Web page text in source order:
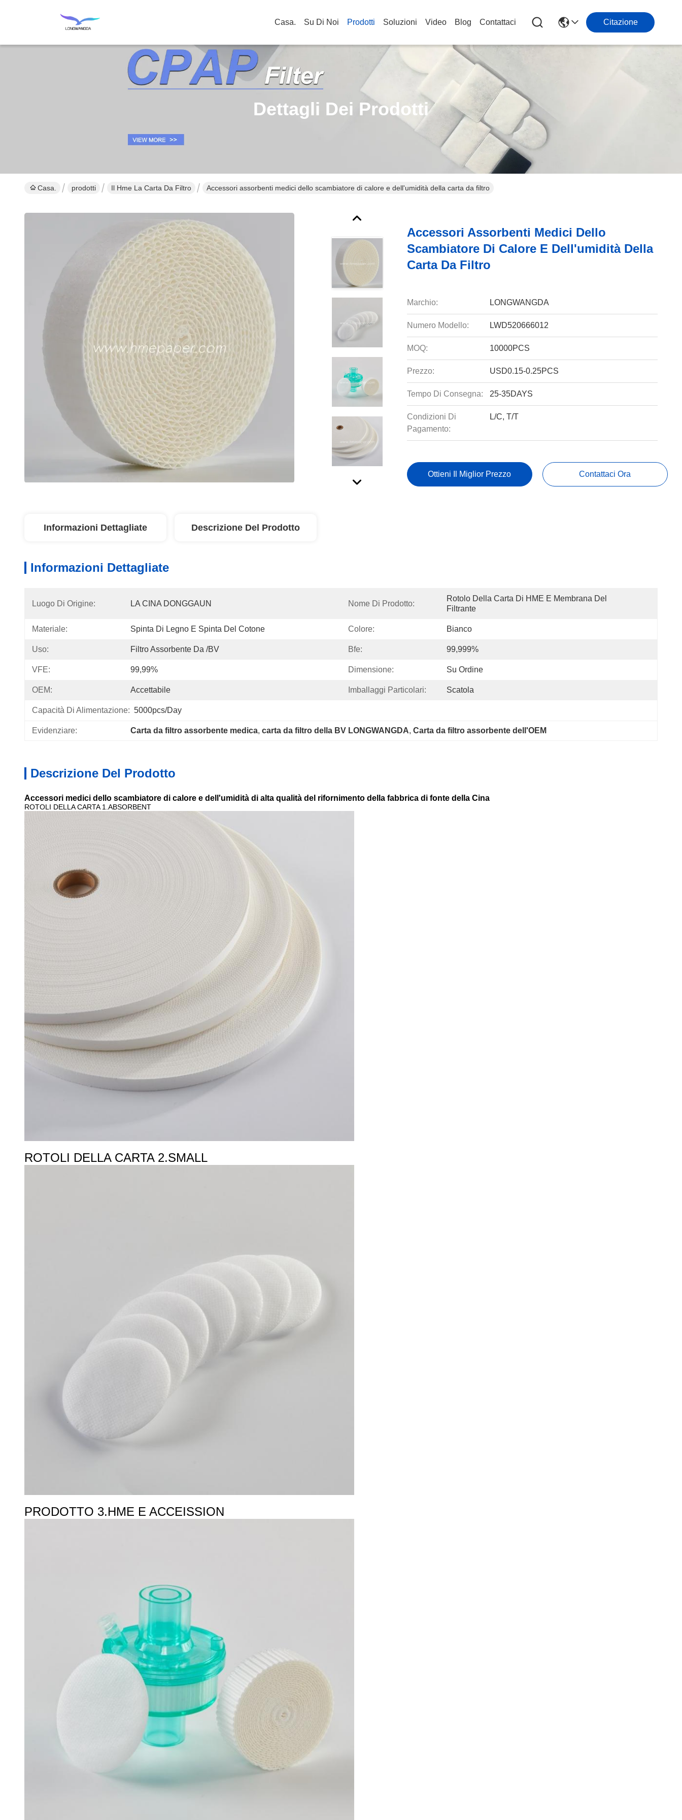
Casa. Su Di Noi Prodotti Soluzioni Video Blog Contattaci Citazione
Dettagli Dei Prodotti
Casa. prodotti Il Hme La Carta Da Filtro Accessori assorbenti medici dello scambiatore di calore e dell'umidità della carta da filtro
Accessori Assorbenti Medici Dello
Scambiatore Di Calore E Dell'umidità Della
Carta Da Filtro
Marchio: LONGWANGDA
Numero Modello: LWD520666012
MOQ: 10000PCS
Prezzo: USD0.15-0.25PCS
Tempo Di Consegna: 25-35DAYS
Condizioni Di
Pagamento:
L/C, T/T
Ottieni Il Miglior Prezzo Contattaci Ora
Informazioni Dettagliate Descrizione Del Prodotto
Informazioni Dettagliate
Luogo Di Origine: LA CINA DONGGAUN Nome Di Prodotto:
Rotolo Della Carta Di HME E Membrana Del
Filtrante
Materiale: Spinta Di Legno E Spinta Del Cotone Colore: Bianco
Uso: Filtro Assorbente Da /BV Bfe: 99,999%
VFE: 99,99% Dimensione: Su Ordine
OEM: Accettabile Imballaggi Particolari: Scatola
Capacità Di Alimentazione: 5000pcs/day
Evidenziare: Carta da filtro assorbente medica, carta da filtro della BV LONGWANGDA, Carta da filtro assorbente dell'OEM
Descrizione Del Prodotto
Accessori medici dello scambiatore di calore e dell'umidità di alta qualità del rifornimento della fabbrica di fonte della Cina
ROTOLI DELLA CARTA 1.ABSORBENT
ROTOLI DELLA CARTA 2.SMALL
PRODOTTO 3.HME E ACCEISSION